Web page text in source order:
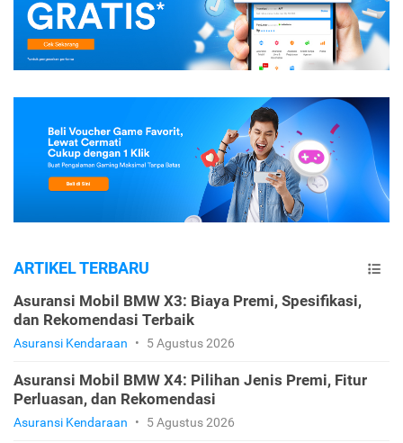
ARTIKEL TERBARU
Asuransi Mobil BMW X3: Biaya Premi, Spesifikasi,
dan Rekomendasi Terbaik
Asuransi Kendaraan • 5 Agustus 2026
Asuransi Mobil BMW X4: Pilihan Jenis Premi, Fitur
Perluasan, dan Rekomendasi
Asuransi Kendaraan • 5 Agustus 2026